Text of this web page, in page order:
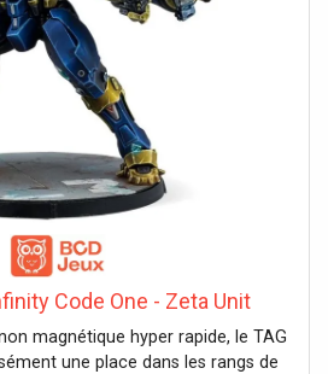
Code One - Zeta Unit
magnétique hyper rapide, le TAG
une place dans les rangs de